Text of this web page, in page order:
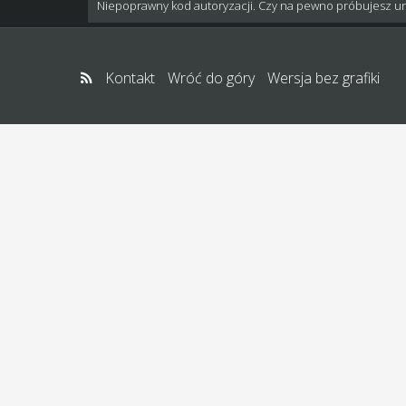
Niepoprawny kod autoryzacji. Czy na pewno próbujesz
Kontakt Wróć do góry Wersja bez grafiki